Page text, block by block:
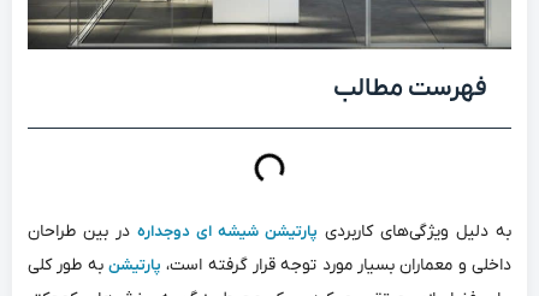
فهرست مطالب
به دلیل ویژگی‌‌های کاربردی پارتیشن شیشه ای دوجداره در بین طراحان
داخلی و معماران بسیار مورد توجه قرار گرفته است، پارتیشن به طور کلی